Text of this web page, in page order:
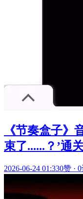
《节奏盒子》
束了......？’通
2026-06-24 01:330赞 ·